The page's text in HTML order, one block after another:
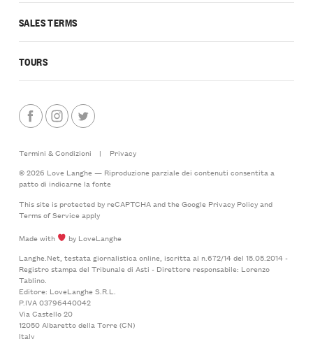
SALES TERMS
TOURS
Termini & Condizioni |
Privacy
© 2026 Love Langhe — Riproduzione parziale dei contenuti consentita a
patto di indicarne la fonte
This site is protected by reCAPTCHA and the Google Privacy Policyand
Terms of Serviceapply
Made with
by LoveLanghe
Langhe.Net, testata giornalistica online, iscritta al n.672/14 del 15.05.2014 -
Registro stampa del Tribunale di Asti - Direttore responsabile: Lorenzo
Tablino.
Editore: LoveLanghe S.R.L.
P.IVA 03796440042
Via Castello 20
12050 Albaretto della Torre (CN)
Italy